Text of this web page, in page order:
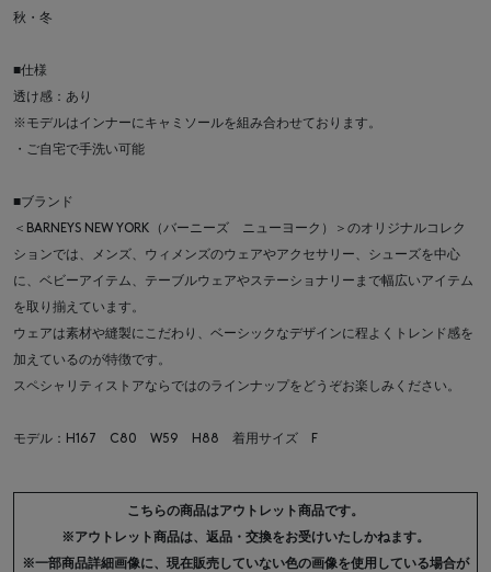
秋・冬
■仕様
透け感：あり
※モデルはインナーにキャミソールを組み合わせております。
・ご自宅で手洗い可能
■ブランド
＜BARNEYS NEW YORK（バーニーズ ニューヨーク）＞のオリジナルコレク
ションでは、メンズ、ウィメンズのウェアやアクセサリー、シューズを中心
に、ベビーアイテム、テーブルウェアやステーショナリーまで幅広いアイテム
を取り揃えています。
ウェアは素材や縫製にこだわり、ベーシックなデザインに程よくトレンド感を
加えているのが特徴です。
スペシャリティストアならではのラインナップをどうぞお楽しみください。
モデル：H167 C80 W59 H88 着用サイズ F
こちらの商品はアウトレット商品です。
※アウトレット商品は、返品・交換をお受けいたしかねます。
※一部商品詳細画像に、現在販売していない色の画像を使用している場合が